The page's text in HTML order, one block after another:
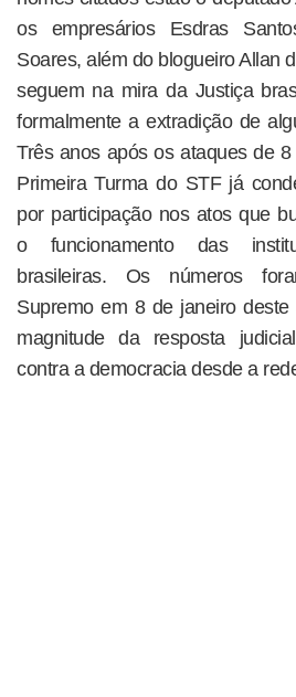
os empresários Esdras
Soares, além do blogueiro Allan
seguem na mira da Justiça
formalmente a extradição de
Três anos após os ataques de
Primeira Turma do STF já
por participação nos atos que
o funcionamento das
brasileiras. Os números
Supremo em 8 de janeiro
magnitude da resposta
contra a democracia desde a